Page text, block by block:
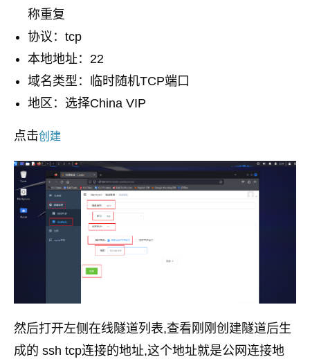
称重复
协议：tcp
本地地址：22
域名类型：临时随机TCP端口
地区：选择China VIP
点击创建
然后打开左侧在线隧道列表,查看刚刚创建隧道后生
成的 ssh tcp连接的地址,这个地址就是公网连接地